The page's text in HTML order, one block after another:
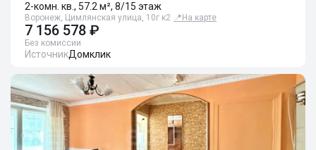
2-комн. кв., 57.2 м², 8/15 этаж
Воронеж, Цимлянская улица, 10г к2 📍 На карте
7 156 578 ₽
Без комиссии
ИсточникДомклик